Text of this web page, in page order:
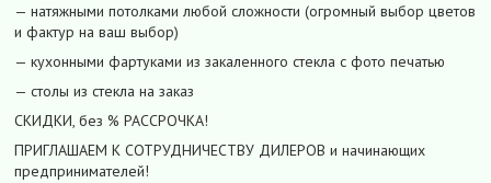
— натяжными потолками любой сложности (огромный выбор цветов
и фактур на ваш выбор)
— кухонными фартуками из закаленного стекла с фото печатью
— столы из стекла на заказ
СКИДКИ, без % РАССРОЧКА!
ПРИГЛАШАЕМ К СОТРУДНИЧЕСТВУ ДИЛЕРОВ и начинающих
предпринимателей!